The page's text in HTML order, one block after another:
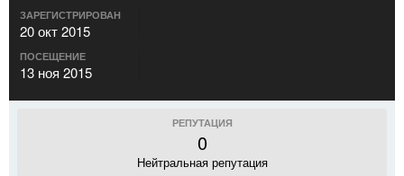
ЗАРЕГИСТРИРОВАН
20 окт 2015
ПОСЕЩЕНИЕ
13 ноя 2015
РЕПУТАЦИЯ
0
Нейтральная репутация